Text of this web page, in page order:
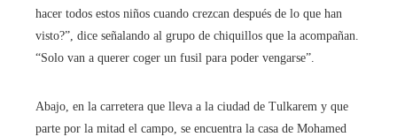
hacer todos estos niños cuando crezcan después de lo que han
visto?”, dice señalando al grupo de chiquillos que la acompañan.
“Solo van a querer coger un fusil para poder vengarse”.
Abajo, en la carretera que lleva a la ciudad de Tulkarem y que
parte por la mitad el campo, se encuentra la casa de Mohamed